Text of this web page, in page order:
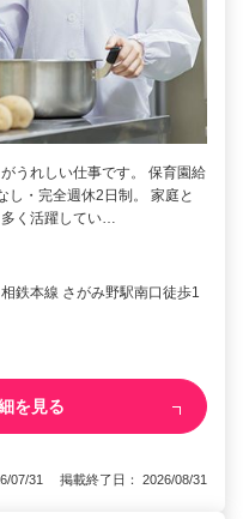
うれしい仕事です。 保育園給
し・完全週休2日制。 家庭と
く活躍してい…
鉄本線 さがみ野駅南口徒歩1
を見る
07/31 掲載終了日： 2026/08/31